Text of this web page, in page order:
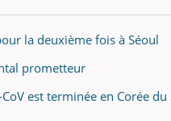
la deuxième fois à Séoul
prometteur
est terminée en Corée du